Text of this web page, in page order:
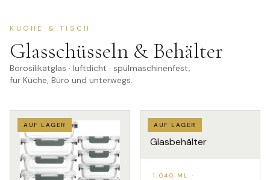
KÜCHE & TISCH
Glasschüsseln & Behälter
Borosilikatglas · luftdicht · spülmaschinenfest,
für Küche, Büro und unterwegs.
AUF LAGER AUF LAGER
1.040 ML ·